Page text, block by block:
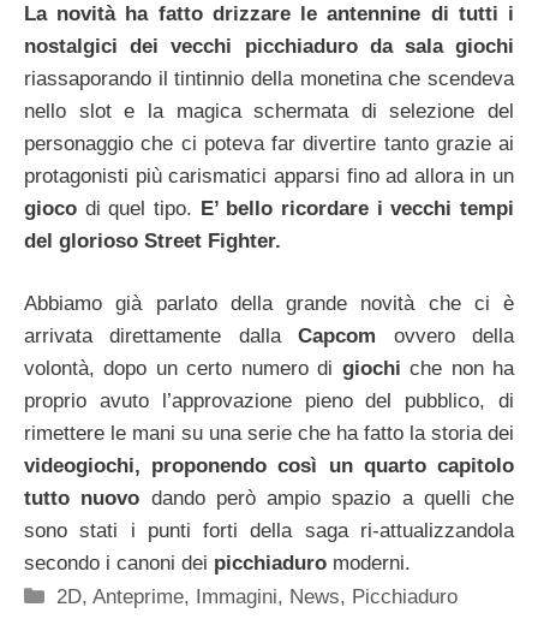
La novità ha fatto drizzare le antennine di tutti i
nostalgici dei vecchi picchiaduro da sala giochi
riassaporando il tintinnio della monetina che scendeva
nello slot e la magica schermata di selezione del
personaggio che ci poteva far divertire tanto grazie ai
protagonisti più carismatici apparsi fino ad allora in un
gioco di quel tipo. E’ bello ricordare i vecchi tempi
del glorioso Street Fighter.
Abbiamo già parlato della grande novità che ci è
arrivata direttamente dallaCapcom ovvero della
volontà, dopo un certo numero di giochi che non ha
proprio avuto l’approvazione pieno del pubblico, di
rimettere le mani su una serie che ha fatto la storia dei
videogiochi, proponendo così un quarto capitolo
tutto nuovo dando però ampio spazio a quelli che
sono stati i punti forti della saga ri-attualizzandola
secondo i canoni dei picchiaduro moderni.
Categorie
2D,Anteprime, Immagini, News, Picchiaduro